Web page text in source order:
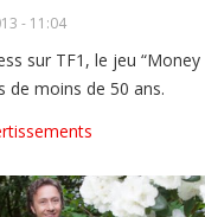
- 11:04
sur TF1, le jeu
de moins de 50 ans.